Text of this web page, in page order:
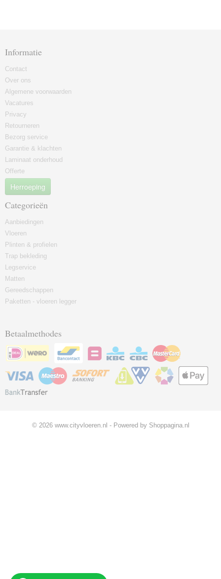
Informatie
Contact
Over ons
Algemene voorwaarden
Vacatures
Privacy
Retourneren
Bezorg service
Garantie & klachten
Laminaat onderhoud
Offerte
Herroeping
Categorieën
Aanbiedingen
Vloeren
Plinten & profielen
Trap bekleding
Legservice
Matten
Gereedschappen
Paketten - vloeren legger
Betaalmethodes
© 2026 www.cityvloeren.nl - Powered by Shoppagina.nl